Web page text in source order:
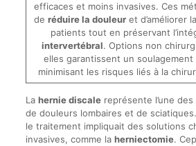
efficaces et moins invasives. Ces
de réduire la douleuret d’améliorer
patients tout en préservant
intervertébral. Options non
elles garantissent un
minimisant les risques liés à la
La hernie discalereprésente l’une des
de douleurs lombaires et de
le traitement impliquait des solutions
invasives, comme la herniectomie.